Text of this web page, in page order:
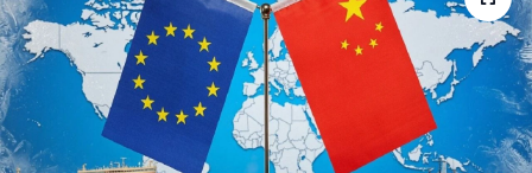
Dünya
Eği̇ti̇m